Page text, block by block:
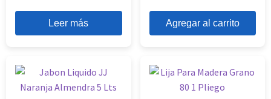
Leer más Agregar al carrito